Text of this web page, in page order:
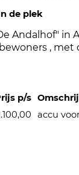
de plek
Andalhof" in
, met
p/s
accu